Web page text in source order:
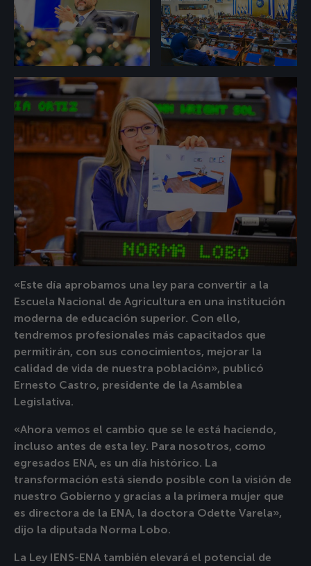
«Este día aprobamos una ley para convertir a la
Escuela Nacional de Agricultura en una institución
moderna de educación superior. Con ello,
tendremos profesionales más capacitados que
permitirán, con sus conocimientos, mejorar la
calidad de vida de nuestra población», publicó
Ernesto Castro, presidente de la Asamblea
Legislativa.
«Ahora vemos el cambio que se le está haciendo,
incluso antes de esta ley. Para nosotros, como
egresados ENA, es un día histórico. La
transformación está siendo posible con la visión de
nuestro Gobierno y gracias a la primera mujer que
es directora de la ENA, la doctora Odette Varela»,
dijo la diputada Norma Lobo.
La Ley IENS-ENA también elevará el potencial de